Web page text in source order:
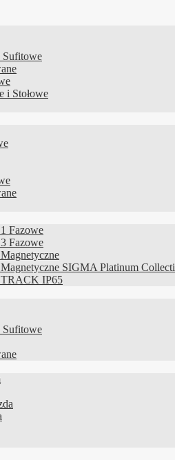
Sufitowe
i Stołowe
Fazowe
Fazowe
SIGMA Platinum
TRACK IP65
Sufitowe